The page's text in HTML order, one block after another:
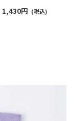
ふんわりガーゼ ちょ
1,430円 (税込)